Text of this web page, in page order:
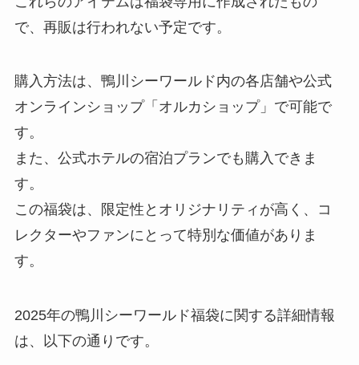
で、再販は行われない予定です。
購入方法は、鴨川シーワールド内の各店舗や公式
オンラインショップ「オルカショップ」で可能で
す。
また、公式ホテルの宿泊プランでも購入できま
す。
この福袋は、限定性とオリジナリティが高く、コ
レクターやファンにとって特別な価値がありま
す。
2025年の鴨川シーワールド福袋に関する詳細情報
は、以下の通りです。